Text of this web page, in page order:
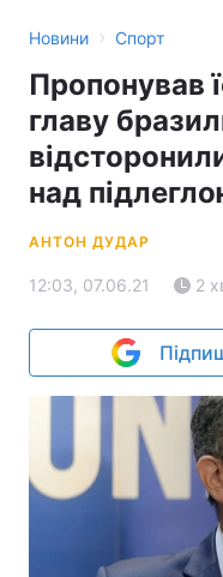
Новини › Спорт
Пропонував
главу
над
АНТОН ДУДАР
12:03, 07.06.21 2